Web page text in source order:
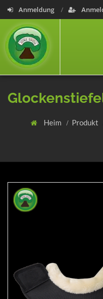
Anmeldung
Heim Produkt